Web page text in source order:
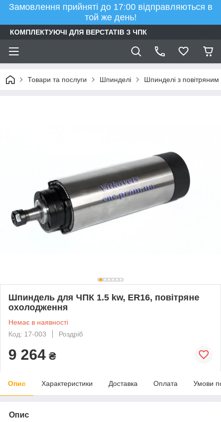
Замовлення прийняті до 17:00 відправляються в
той же день!
КОМПЛЕКТУЮЧІ ДЛЯ ВЕРСТАТІВ З ЧПК
Товари та послуги Шпинделі Шпинделі з
Шпиндель для ЧПК 1.5 kw, ER16, повітряне
охолодження
Немає в наявності
Код: 17-003
Роздріб
9 264 ₴
Опис Характеристики Доставка Оплата Умови
Опис